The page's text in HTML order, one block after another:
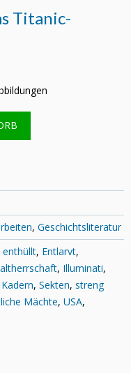
Titanic-
, Geschichtsliteratur
enthüllt, Entlarvt,
, Illuminati,
, Sekten, streng
Mächte, USA,